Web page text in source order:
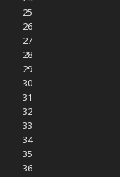
25
26
27
28
29
30
31
32
33
34
35
36